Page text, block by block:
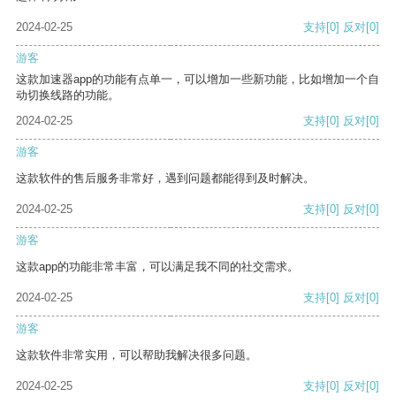
2024-02-25 支持[0] 反对[0]
游客
这款加速器app的功能有点单一，可以增加一些新功能，比如增加一个自
动切换线路的功能。
2024-02-25
支持[0] 反对[0]
游客
这款软件的售后服务非常好，遇到问题都能得到及时解决。
2024-02-25 支持[0] 反对[0]
游客
这款app的功能非常丰富，可以满足我不同的社交需求。
2024-02-25 支持[0] 反对[0]
游客
这款软件非常实用，可以帮助我解决很多问题。
2024-02-25 支持[0] 反对[0]